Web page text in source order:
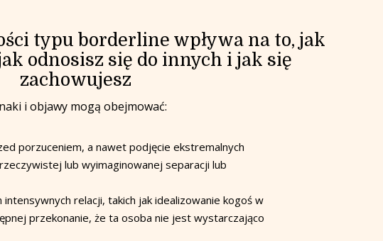
typu borderline wpływa na to, jak
odnosisz się do innych i jak się
zachowujesz
i objawy mogą obejmować:
porzuceniem, a nawet podjęcie ekstremalnych
lub wyimaginowanej separacji lub
relacji, takich jak idealizowanie kogoś w
przekonanie, że ta osoba nie jest wystarczająco